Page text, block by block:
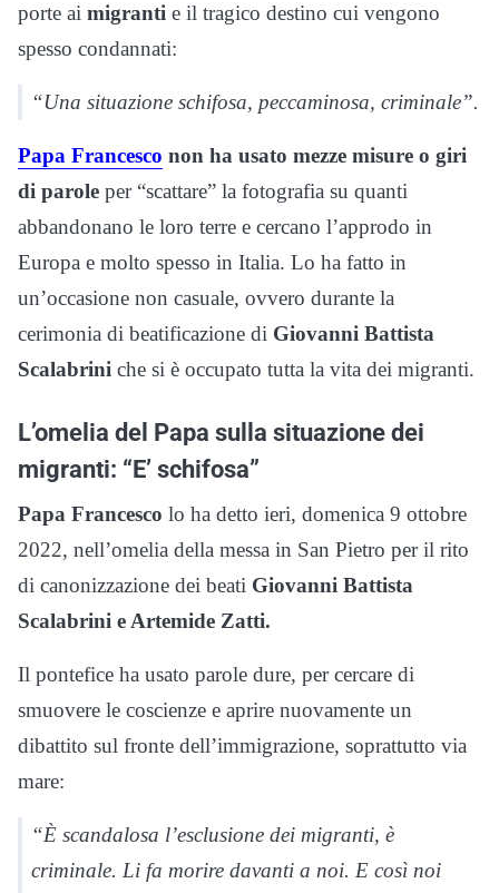
porte ai migranti e il tragico destino cui vengono
spesso condannati:
“Una situazione schifosa, peccaminosa, criminale”.
Papa Francesco non ha usato mezze misure o giri
di parole per “scattare” la fotografia su quanti
abbandonano le loro terre e cercano l’approdo in
Europa e molto spesso in Italia. Lo ha fatto in
un’occasione non casuale, ovvero durante la
cerimonia di beatificazione di Giovanni Battista
Scalabrini che si è occupato tutta la vita dei migranti.
L’omelia del Papa sulla situazione dei
migranti: “E’ schifosa”
Papa Francesco lo ha detto ieri, domenica 9 ottobre
2022, nell’omelia della messa in San Pietro per il rito
di canonizzazione dei beati Giovanni Battista
Scalabrini e Artemide Zatti.
Il pontefice ha usato parole dure, per cercare di
smuovere le coscienze e aprire nuovamente un
dibattito sul fronte dell’immigrazione, soprattutto via
mare:
“È scandalosa l’esclusione dei migranti, è
criminale. Li fa morire davanti a noi. E così noi